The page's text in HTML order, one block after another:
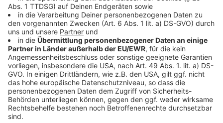
Einhaltung des 1,5-Grad-Ziels vorgelegt hat. Um
die weltweiten Folgen der Klimakrise
abzuschwächen, werden wir nach den
katastrophalen Entscheidungen im laufenden
Jahr wie der Verzögerung des Kohleausstiegs
diesen gesellschaftlichen Druck am 25.
September wieder deutlich machen.
Anzeige